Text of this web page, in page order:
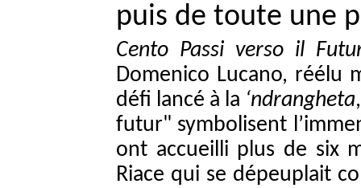
puis de toute une
Cento Passi verso il
Domenico Lucano, réélu
défi lancé à la ‘ndrangheta
futur" symbolisent
ont accueilli plus de six
Riace qui se dépeuplait